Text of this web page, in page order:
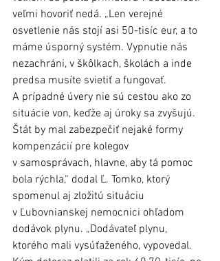
veľmi hovoriť nedá. „Len verejné
osvetlenie nás stojí asi 50-tisíc eur, a to
máme úsporný systém. Vypnutie nás
nezachráni, v škôlkach, školách a inde
predsa musíte svietiť a fungovať.
A prípadné úvery nie sú cestou ako zo
situácie von, keďže aj úroky sa zvyšujú.
Štát by mal zabezpečiť nejaké formy
kompenzácií pre kolegov
v samosprávach, hlavne, aby tá pomoc
bola rýchla,“ dodal Ľ. Tomko, ktorý
spomenul aj zložitú situáciu
v Ľubovnianskej nemocnici ohľadom
dodávok plynu. „Dodávateľ plynu,
ktorého mali vysúťaženého, vypovedal.